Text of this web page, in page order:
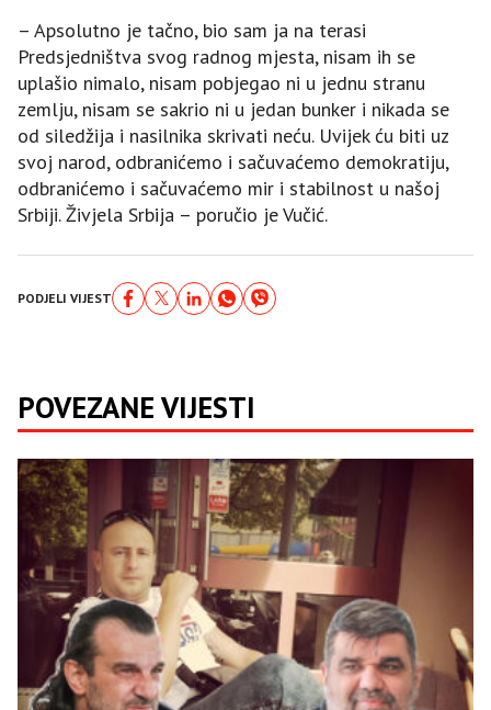
– Apsolutno je tačno, bio sam ja na terasi
Predsjedništva svog radnog mjesta, nisam ih se
uplašio nimalo, nisam pobjegao ni u jednu stranu
zemlju, nisam se sakrio ni u jedan bunker i nikada se
od siledžija i nasilnika skrivati neću. Uvijek ću biti uz
svoj narod, odbranićemo i sačuvaćemo demokratiju,
odbranićemo i sačuvaćemo mir i stabilnost u našoj
Srbiji. Živjela Srbija – poručio je Vučić.
PODJELI VIJEST
POVEZANE VIJESTI